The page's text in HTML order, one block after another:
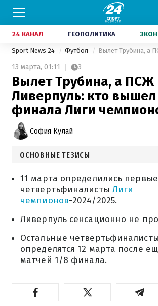
24 КАНАЛ ГЕОПОЛИТИКА
Sport News 24 Футбол
13 марта, 01:11 3
Вылет Трубина, а
Ливерпуль: кто
финала Лиги
София Кулай
ОСНОВНЫЕ ТЕЗИСЫ
11 марта определились первые
четвертьфиналисты Лиги
чемпионов-2024/2025.
Ливерпуль сенсационно не
Остальные четвертьфиналисты
определятся 12 марта после
матчей 1/8 финала.